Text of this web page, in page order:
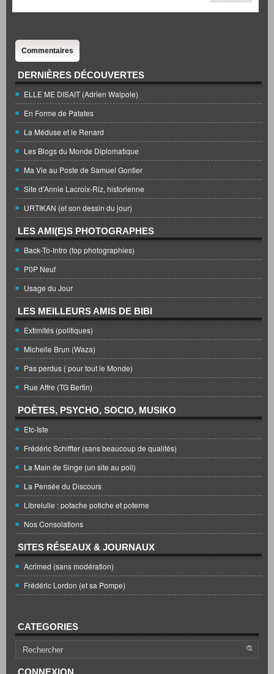
Commentaires
DERNIÈRES DÉCOUVERTES
ELLE ME DISAIT (Adrien Walpole)
En Forme de Patates
La Méduse et le Renard
Les Blogs du Monde Diplomatique
Ma Vie au Poste de Samuel Gontier
Site d'Annie Lacroix-Riz, historienne
URTIKAN (et son dessin du jour)
LES AMI(E)S PHOTOGRAPHES
Back-To-Intro (top photographies)
P0P Neuf
Usage du Jour
LES MEILLEURS AMIS DE BIBI
Extimités (politiques)
Michelle Brun (Waza)
Pas perdus ( pour tout le Monde)
Rue Affre (TG Bertin)
POÈTES, PSYCHO, SOCIO, MUSIKO
Etc-Iste
Frédéric Schiffter (sans beaucoup de qualités)
La Main de Singe (un site au poil)
La Pensée du Discours
Librelulle : potache potiche et poterne
Nos Consolations
SITES RÉSEAUX & JOURNAUX
Acrimed (sans modération)
Frédéric Lordon (et sa Pompe)
CATEGORIES
CONNEXION